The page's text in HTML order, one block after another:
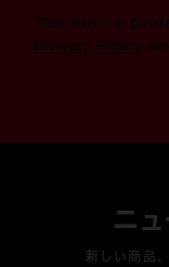
This form is
Privacy Policy
ニ
新しい商品